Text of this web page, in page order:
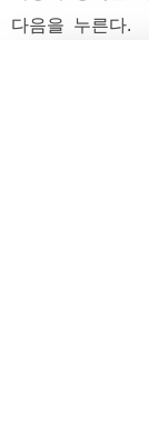
다음을 누른다.